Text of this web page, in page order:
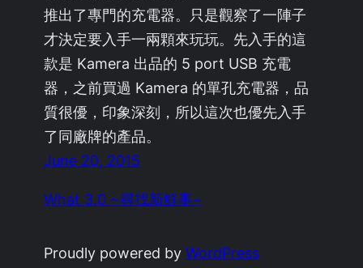
推出了專門的充電器。只是觀察了一陣子
才決定要入手一兩顆來玩玩。先入手的這
款是 Kamera 出品的 5 port USB 充電
器，之前買過 Kamera 的單孔充電器，品
質很優，印象深刻，所以這次也優先入手
了同廠牌的產品。
June 20, 2015
What 3.0 ~尋找新鮮事~
Proudly powered byWordPress